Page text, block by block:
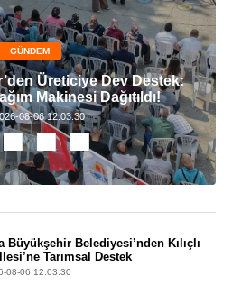
GÜNDEM
Üreticiye Dev Destek:
Makinesi Dağıtıldı!
08-06 12:03:30
Büyükşehir Belediyesi’nden Kılıçlı
Tarımsal Destek
08-06 12:03:30